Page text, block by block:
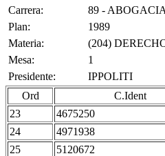
Carrera:
89 -
Plan:
1989
Materia:
(204)
Mesa:
1
Presidente:
IPPOLITI
Ord
C.Ident
23
4675250
24 4971938
25 5120672